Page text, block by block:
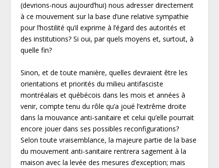
(devrions-nous aujourd’hui) nous adresser directement
à ce mouvement sur la base d’une relative sympathie
pour l’hostilité qu’il exprime à l’égard des autorités et
des institutions? Si oui, par quels moyens et, surtout, à
quelle fin?
Sinon, et de toute manière, quelles devraient être les
orientations et priorités du milieu antifasciste
montréalais et québécois dans les mois et années à
venir, compte tenu du rôle qu’a joué l’extrême droite
dans la mouvance anti-sanitaire et celui qu’elle pourrait
encore jouer dans ses possibles reconfigurations?
Selon toute vraisemblance, la majeure partie de la base
du mouvement anti-sanitaire rentrera sagement à la
maison avec la levée des mesures d’exception; mais